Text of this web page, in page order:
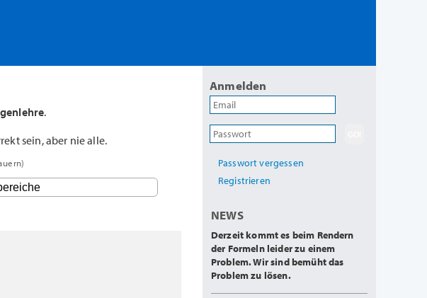
.
sein, aber nie alle.
Anmelden
Passwort vergessen
Registrieren
NEWS
Derzeit kommt es beim Rendern
der Formeln leider zu einem
Problem. Wir sind bemüht das
Problem zu lösen.